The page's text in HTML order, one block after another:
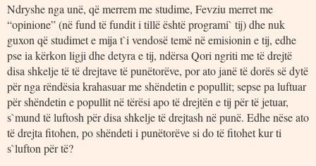
Ndryshe nga unë, që merrem me studime, Fevziu merret me
“opinione” (në fund të fundit i tillë është programi` tij) dhe nuk
guxon që studimet e mija t`i vendosë temë në emisionin e tij, edhe
pse ia kërkon ligji dhe detyra e tij, ndërsa Qori ngriti me të drejtë
disa shkelje të të drejtave të punëtorëve, por ato janë të dorës së dytë
për nga rëndësia krahasuar me shëndetin e popullit; sepse pa luftuar
për shëndetin e popullit në tërësi apo të drejtën e tij për të jetuar,
s`mund të luftosh për disa shkelje të drejtash në punë. Edhe nëse ato
të drejta fitohen, po shëndeti i punëtorëve si do të fitohet kur ti
s`lufton për të?